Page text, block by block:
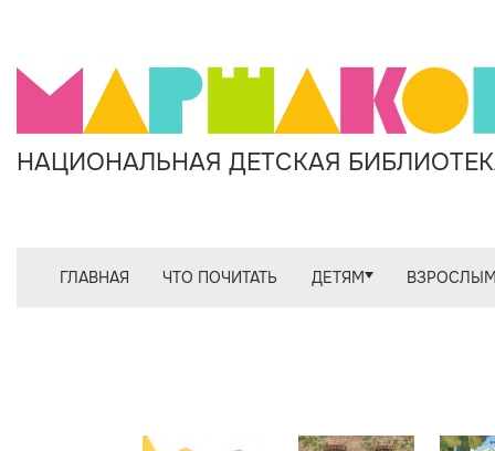
НАЦИОНАЛЬНАЯ ДЕТСКАЯ
ГЛАВНАЯ ЧТО ПОЧИТАТЬ ДЕТЯМ